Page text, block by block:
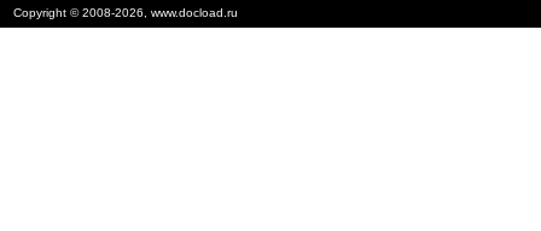
Copyright © 2008-2026, www.docload.ru